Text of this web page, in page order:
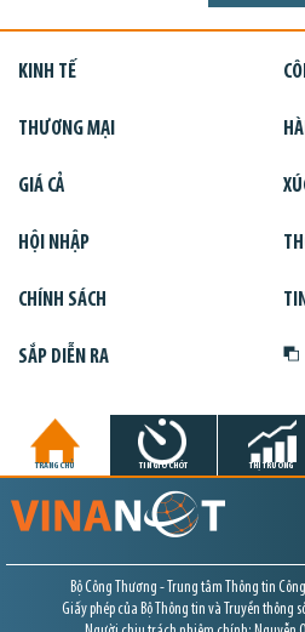
KINH TẾ
THƯƠNG MẠI
GIÁ CẢ
HỘI NHẬP
CHÍNH SÁCH
SẮP DIỄN RA
TRANG CHỦ TIN GIỜ CHÓT THỊ TRƯỜNG
Bộ Công Thương - Trung tâm Thông tin
Giấy phép của Bộ Thông tin và Truyền thông